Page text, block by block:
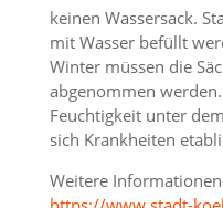
keinen Wassersack.
mit Wasser befüllt
Winter müssen die
abgenommen
Feuchtigkeit unter
sich Krankheiten
Weitere